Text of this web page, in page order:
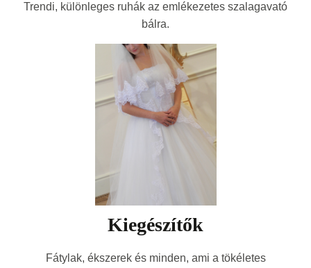
Trendi, különleges ruhák az emlékezetes szalagavató
bálra.
Kiegészítők
Fátylak, ékszerek és minden, ami a tökéletes